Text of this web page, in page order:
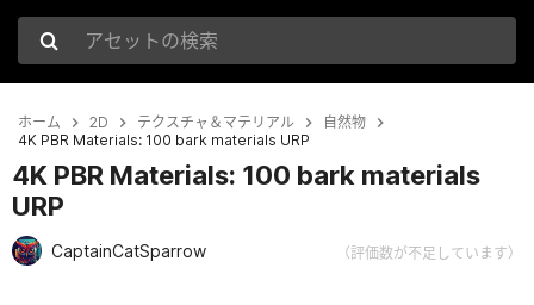
アセットの検索
ホーム 2D テクスチャ＆マテリアル
自然物
4K PBR Materials: 100 bark materials URP
4K PBR Materials: 100 bark materials
URP
CaptainCatSparrow （評価数が不足しています）